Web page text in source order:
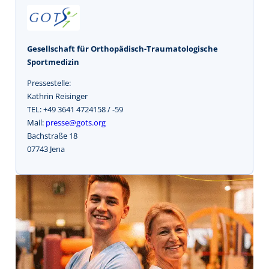
Gesellschaft für Orthopädisch-Traumatologische
Sportmedizin
Pressestelle:
Kathrin Reisinger
TEL: +49 3641 4724158 / -59
Mail: presse@gots.org
Bachstraße 18
07743 Jena